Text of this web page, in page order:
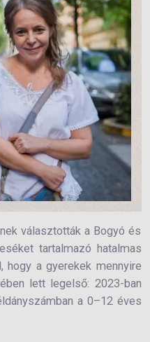
választották a Bogyó és
tartalmazó hatalmas
a gyerekek mennyire
lett legelső: 2023-ban
a 0–12 éves